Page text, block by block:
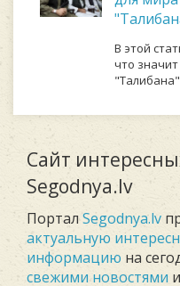
В этой
что
Сайт
Segodnya.lv
Портал Segodnya.lv
актуальную
информацию на
свежими новостями